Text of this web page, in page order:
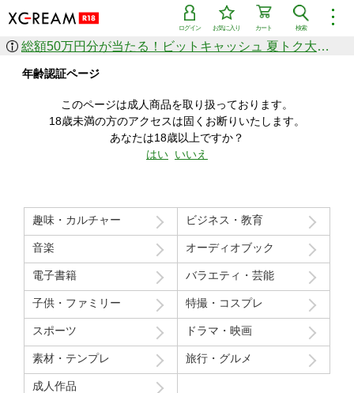
︙
検索
カート
お気に入り
ログイン
作品を探す
ジャンル
シリーズ
人気のセール中商品
新着セール中商品
すべての作品から探す
価格の安い順
価格の高い順
月間ランキング
年間ランキング
総額50万円分が当たる！ビットキャッシュ 夏トク大感謝祭
年齢認証ページ
このページは成人商品を取り扱っております。
18歳未満の方のアクセスは固くお断りいたします。
あなたは18歳以上ですか？
はい いいえ
趣味・カルチャー ビジネス・教育
音楽 オーディオブック
電子書籍 バラエティ・芸能
子供・ファミリー 特撮・コスプレ
スポーツ ドラマ・映画
素材・テンプレ 旅行・グルメ
成人作品